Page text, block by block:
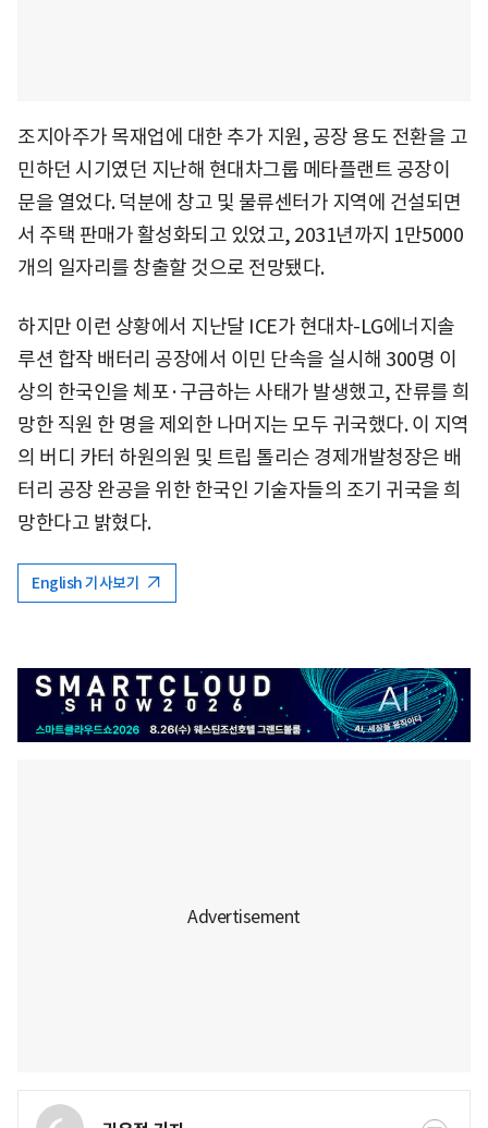
조지아주가 목재업에 대한 추가 지원, 공장 용도 전환을 고
민하던 시기였던 지난해 현대차그룹 메타플랜트 공장이
문을 열었다. 덕분에 창고 및 물류센터가 지역에 건설되면
서 주택 판매가 활성화되고 있었고, 2031년까지 1만5000
개의 일자리를 창출할 것으로 전망됐다.
하지만 이런 상황에서 지난달 ICE가 현대차-LG에너지솔
루션 합작 배터리 공장에서 이민 단속을 실시해 300명 이
상의 한국인을 체포·구금하는 사태가 발생했고, 잔류를 희
망한 직원 한 명을 제외한 나머지는 모두 귀국했다. 이 지역
의 버디 카터 하원의원 및 트립 톨리슨 경제개발청장은 배
터리 공장 완공을 위한 한국인 기술자들의 조기 귀국을 희
망한다고 밝혔다.
English 기사보기